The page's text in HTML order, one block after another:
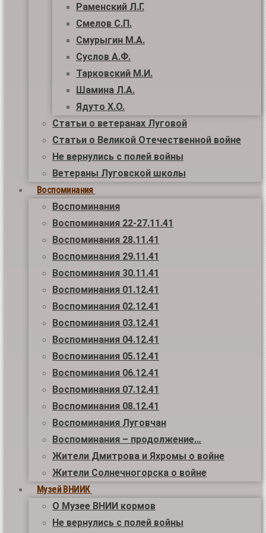
Раменский Л.Г.
Смелов С.П.
Смурыгин М.А.
Суслов А.Ф.
Тарковский М.И.
Шамина Л.А.
Ядуто Х.О.
Статьи о ветеранах Луговой
Статьи о Великой Отечественной войне
Не вернулись с полей войны
Ветераны Луговской школы
Воспоминания
Воспоминания
Воспоминания 22-27.11.41
Воспоминания 28.11.41
Воспоминания 29.11.41
Воспоминания 30.11.41
Воспоминания 01.12.41
Воспоминания 02.12.41
Воспоминания 03.12.41
Воспоминания 04.12.41
Воспоминания 05.12.41
Воспоминания 06.12.41
Воспоминания 07.12.41
Воспоминания 08.12.41
Воспоминания Луговчан
Воспоминания – продолжение…
Жители Дмитрова и Яхромы о войне
Жители Солнечногорска о войне
Музей ВНИИК
О Музее ВНИИ кормов
Не вернулись с полей войны